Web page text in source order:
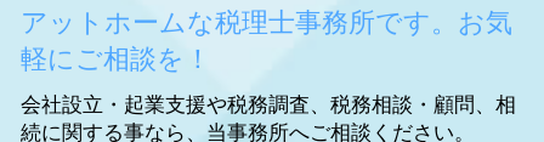
アットホームな税理士事務所です。お気
軽にご相談を！
会社設立・起業支援や税務調査、税務相談・顧問、相
続に関する事なら、当事務所へご相談ください。